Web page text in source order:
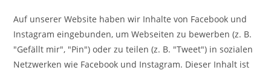
Auf unserer Website haben wir Inhalte von Facebook und
Instagram eingebunden, um Webseiten zu bewerben (z. B.
"Gefällt mir", "Pin") oder zu teilen (z. B. "Tweet") in sozialen
Netzwerken wie Facebook und Instagram. Dieser Inhalt ist